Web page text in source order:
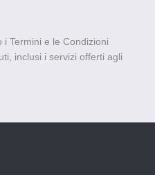
Termini e le Condizioni
inclusi i servizi offerti agli